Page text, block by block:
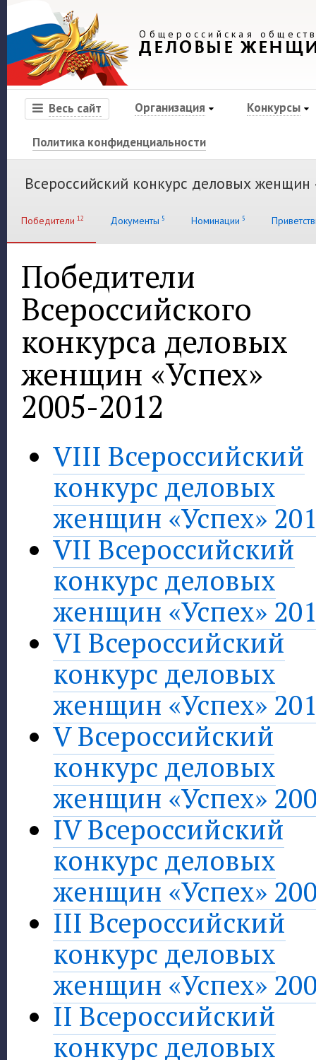
Общероссийская
ДЕЛОВЫЕ
Весь сайт Организация Конкурсы
Политика конфиденциальности
Всероссийский конкурс деловых женщин
Победители 12 Документы 5 Номинации 5
Победители
Всероссийского
конкурса деловых
женщин «Успех»
2005-2012
VIII Всероссийский
конкурс деловых
женщин «Успех»
VII Всероссийский
конкурс деловых
женщин «Успех»
VI Всероссийский
конкурс деловых
женщин «Успех»
V Всероссийский
конкурс деловых
женщин «Успех»
IV Всероссийский
конкурс деловых
женщин «Успех»
III Всероссийский
конкурс деловых
женщин «Успех»
II Всероссийский
конкурс деловых